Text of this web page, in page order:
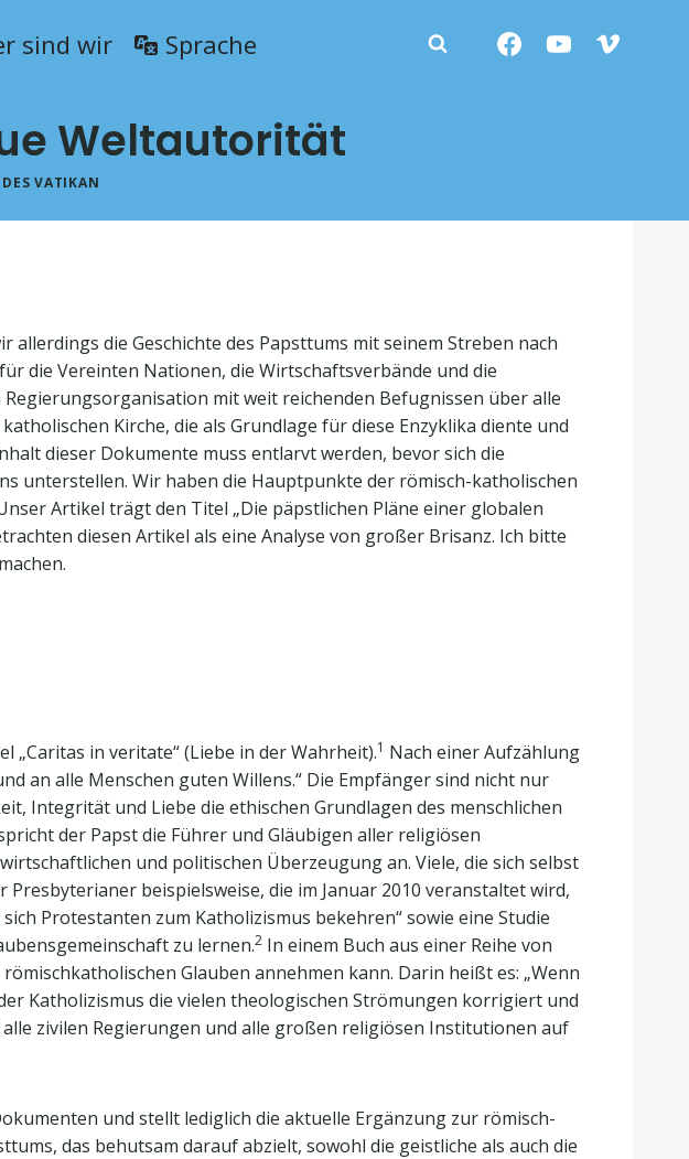
sind wir Sprache
Weltautorität
VATIKAN
allerdings die Geschichte des Papsttums mit seinem Streben nach
die Vereinten Nationen, die Wirtschaftsverbände und die
mit weit reichenden Befugnissen über alle
Kirche, die als Grundlage für diese Enzyklika diente und
dieser Dokumente muss entlarvt werden, bevor sich die
unterstellen. Wir haben die Hauptpunkte der römisch-katholischen
Artikel trägt den Titel „Die päpstlichen Pläne einer globalen
diesen Artikel als eine Analyse von großer Brisanz. Ich bitte
„Caritas in veritate“ (Liebe in der Wahrheit).1 Nach einer Aufzählung
an alle Menschen guten Willens.“ Die Empfänger sind nicht nur
Integrität und Liebe die ethischen Grundlagen des menschlichen
der Papst die Führer und Gläubigen aller religiösen
und politischen Überzeugung an. Viele, die sich selbst
beispielsweise, die im Januar 2010 veranstaltet wird,
Protestanten zum Katholizismus bekehren“ sowie eine Studie
zu lernen.2 In einem Buch aus einer Reihe von
Glauben annehmen kann. Darin heißt es: „Wenn
Katholizismus die vielen theologischen Strömungen korrigiert und
zivilen Regierungen und alle großen religiösen Institutionen auf
und stellt lediglich die aktuelle Ergänzung zur römisch-
das behutsam darauf abzielt, sowohl die geistliche als auch die